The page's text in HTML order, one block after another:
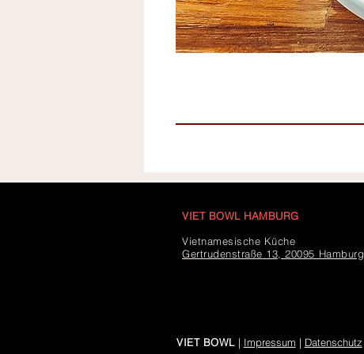
VIET BOWL HAMBURG
Vietnamesische Küche
Gertrudenstraße 13, 20095 Hamburg
VIET BOWL| Impressum | Datenschutz